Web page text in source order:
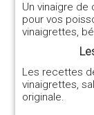
Un vinaigre de
pour vos
vinaigrettes,
Les recettes
vinaigrettes,
originale.